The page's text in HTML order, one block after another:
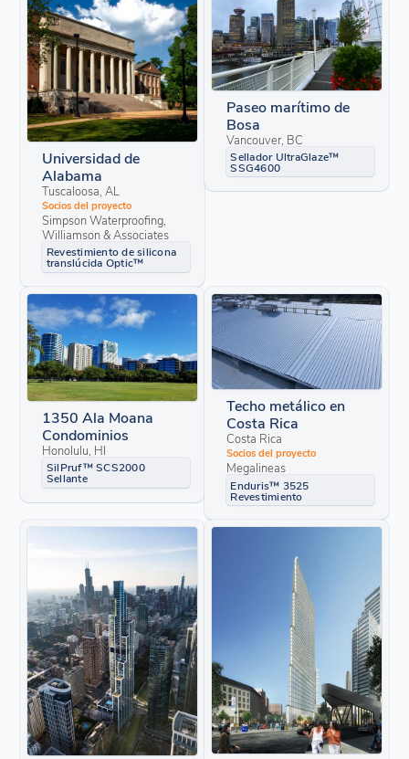
Universidad de
Alabama
Tuscaloosa, AL
Socios del proyecto
Simpson Waterproofing,
Williamson & Associates
Revestimiento de silicona
translúcida Optic™
Paseo marítimo de
Bosa
Vancouver, BC
Sellador UltraGlaze™
SSG4600
1350 Ala Moana
Condominios
Honolulu, HI
SilPruf™ SCS2000
Sellante
Techo metálico en
Costa Rica
Costa Rica
Socios del proyecto
Megalineas
Enduris™ 3525
Revestimiento